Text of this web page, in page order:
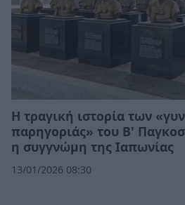
Η τραγική ιστορία των
παρηγοριάς» του Β'
η συγγνώμη της Ιαπωνίας
13/01/2026 08:30